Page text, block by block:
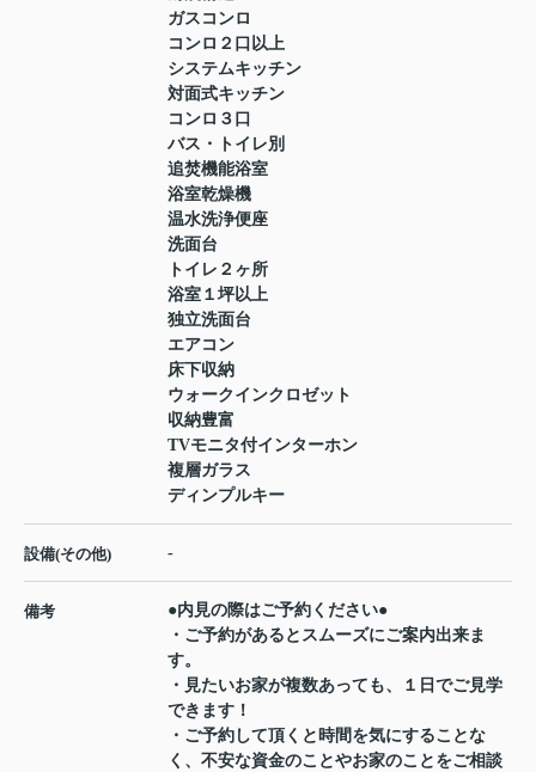
ガスコンロ
コンロ２口以上
システムキッチン
対面式キッチン
コンロ３口
バス・トイレ別
追焚機能浴室
浴室乾燥機
温水洗浄便座
洗面台
トイレ２ヶ所
浴室１坪以上
独立洗面台
エアコン
床下収納
ウォークインクロゼット
収納豊富
TVモニタ付インターホン
複層ガラス
ディンプルキー
設備(その他) -
備考
●内見の際はご予約ください●
・ご予約があるとスムーズにご案内出来ま
す。
・見たいお家が複数あっても、１日でご見学
できます！
・ご予約して頂くと時間を気にすることな
く、不安な資金のことやお家のことをご相談